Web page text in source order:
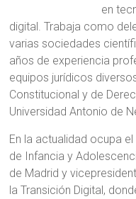
en
digital. Trabaja como
varias sociedades
años de experiencia
equipos jurídicos
Constitucional y de
Universidad Antonio de
En la actualidad ocupa
de Infancia y
de Madrid y
la Transición Digital,